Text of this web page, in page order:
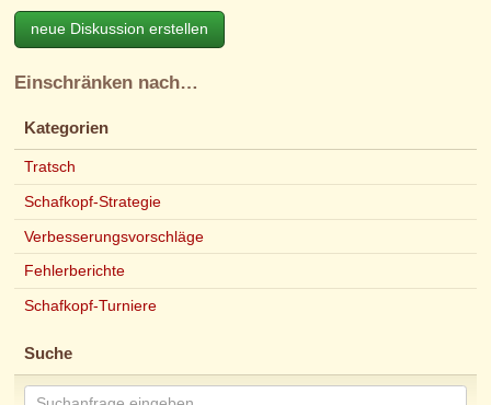
neue Diskussion erstellen
Einschränken nach…
Kategorien
Tratsch
Schafkopf-Strategie
Verbesserungsvorschläge
Fehlerberichte
Schafkopf-Turniere
Suche